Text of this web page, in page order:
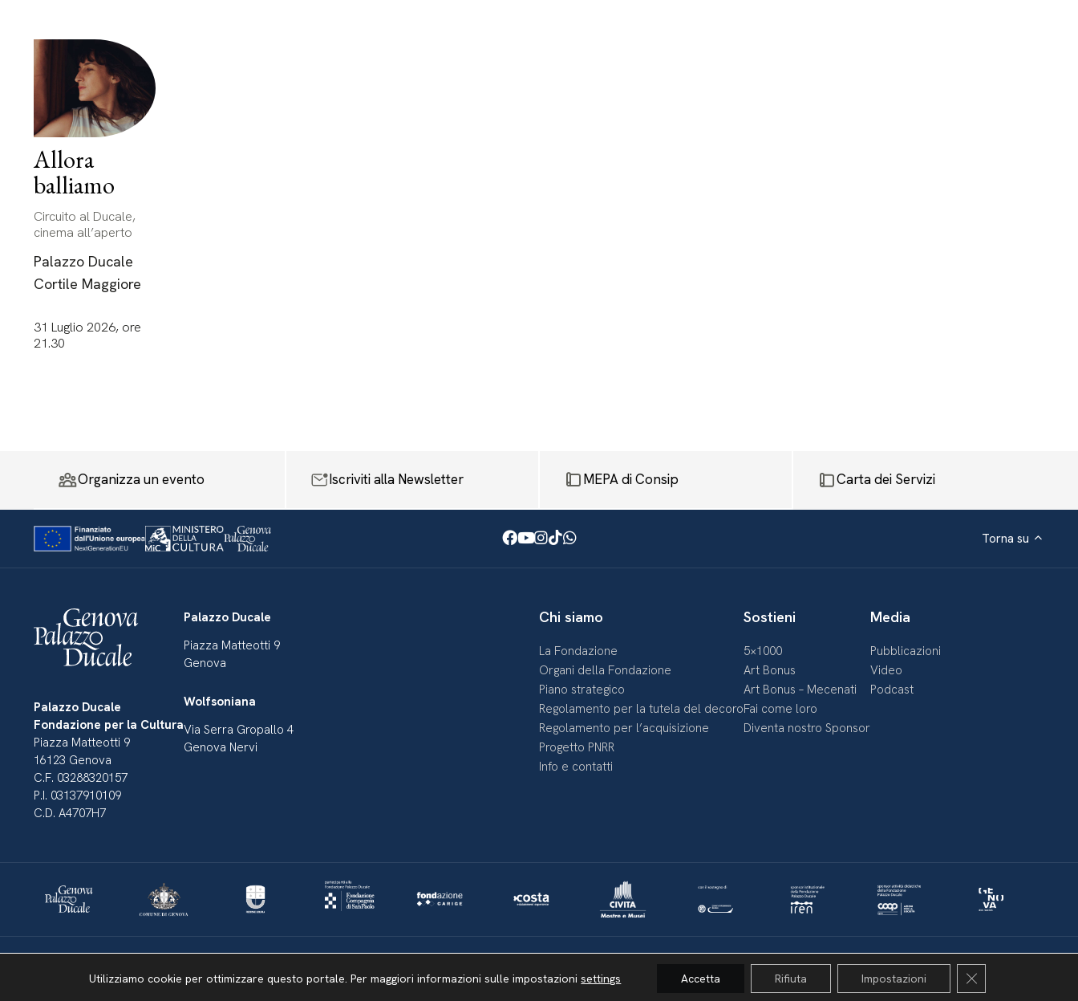
Allora
balliamo
Circuito al Ducale,
cinema all’aperto
Palazzo Ducale
Cortile Maggiore
31 Luglio 2026, ore
21.30
Organizza un evento Iscriviti alla Newsletter MEPA di Consip Carta dei Servizi
Facebook
Youtube
Instagram
TikTok
WhatsApp Torna su
Palazzo Ducale
Fondazione per la Cultura
Piazza Matteotti 9
16123 Genova
C.F. 03288320157
P.I. 03137910109
C.D. A4707H7
Palazzo Ducale
Piazza Matteotti 9
Genova
Wolfsoniana
Via Serra Gropallo 4
Genova Nervi
Chi siamo
La Fondazione
Organi della Fondazione
Piano strategico
Regolamento per la tutela del decoro
Regolamento per l’acquisizione
Progetto PNRR
Info e contatti
Sostieni
5×1000
Art Bonus
Art Bonus – Mecenati
Fai come loro
Diventa nostro Sponsor
Media
Pubblicazioni
Video
Podcast
Mappa del sitoUtilizziamo cookie per ottimizzare questo portale. Per maggiori informazioni sulle impostazionisettings Accetta Rifiuta Impostazioni Close GDPR Cookie